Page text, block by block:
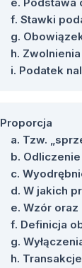
Stawki
Podatek
Proporcja
Tzw.
W jakich
Wzór
Definicja